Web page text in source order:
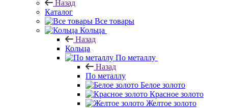
Назад
Каталог
Все товары
Кольца
Назад
Кольца
По металлу
Назад
По металлу
Белое золото
Красное золото
Желтое золото